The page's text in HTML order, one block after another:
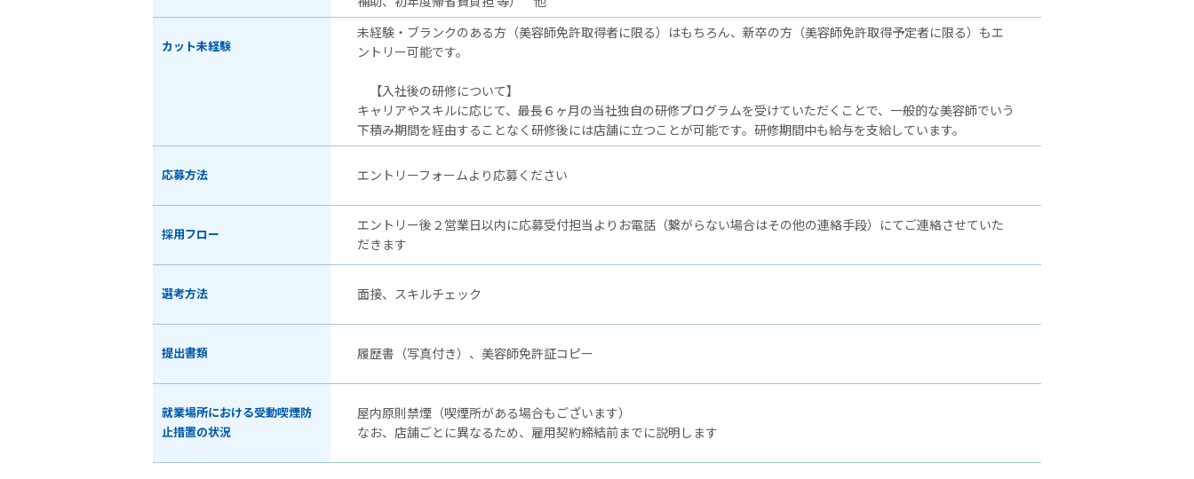
カット未経験
未経験・ブランクのある方（美容師免許取得者に限る）はもちろん、新卒の方（美容師免許取得予定者に限る）もエ
ントリー可能です。
【入社後の研修について】
キャリアやスキルに応じて、最長６ヶ月の当社独自の研修プログラムを受けていただくことで、一般的な美容師でいう
下積み期間を経由することなく研修後には店舗に立つことが可能です。研修期間中も給与を支給しています。
応募方法 エントリーフォームより応募ください
採用フロー
エントリー後２営業日以内に応募受付担当よりお電話（繋がらない場合はその他の連絡手段）にてご連絡させていた
だきます
選考方法 面接、スキルチェック
提出書類 履歴書（写真付き）、美容師免許証コピー
就業場所における受動喫煙防
止措置の状況
屋内原則禁煙（喫煙所がある場合もございます）
なお、店舗ごとに異なるため、雇用契約締結前までに説明します